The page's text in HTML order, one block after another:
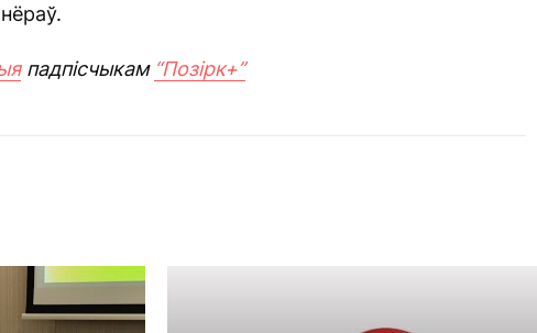
падпісчыкам “Позірк+”